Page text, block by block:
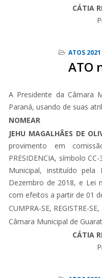
CÁTIA
ATOS 2021
ATO
A Presidente da Câmara
Paraná, usando de suas
NOMEAR
JEHU MAGALHÃES DE
provimento em
PRESIDENCIA, símbolo
Municipal, instituído
Dezembro de 2018, e Lei
com efeitos a partir de 01
CUMPRA-SE, REGISTRE-
Câmara Municipal de
CÁTIA